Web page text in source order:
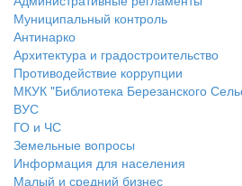
Муниципальный контроль
Антинарко
Архитектура и градостроительство
Противодействие коррупции
МКУК "Библиотека Березанского
ВУС
ГО и ЧС
Земельные вопросы
Информация для населения
Малый и средний бизнес